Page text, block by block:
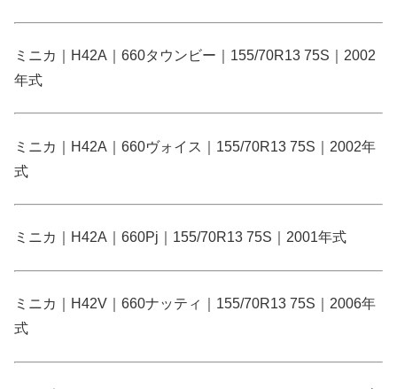
ミニカ｜H42A｜660タウンビー｜155/70R13 75S｜2002
年式
ミニカ｜H42A｜660ヴォイス｜155/70R13 75S｜2002年
式
ミニカ｜H42A｜660Pj｜155/70R13 75S｜2001年式
ミニカ｜H42V｜660ナッティ｜155/70R13 75S｜2006年
式